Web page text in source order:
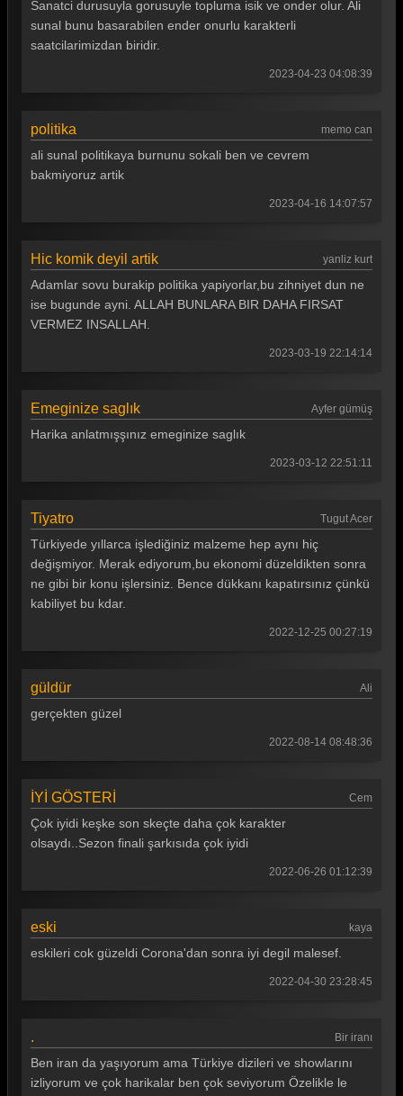
Güldür güldür 351. Bölüm
Güldür güldür 350. Bölüm
Güldür güldür 347. Bölüm
Güldür güldür 346. Bölüm
Güldür güldür 343. Bölüm
Güldür güldür 342. Bölüm
Güldür güldür 339. Bölüm
Güldür güldür 338. Bölüm
Güldür güldür 335. Bölüm
Güldür güldür 334. Bölüm
Güldür güldür 333. Bölüm
Güldür güldür 330. Bölüm
Güldür güldür 327. Bölüm
Güldür güldür 326. Bölüm
Güldür güldür 322. Bölüm
Güldür güldür 319. Bölüm
Güldür güldür 318. Bölüm
Sanatci durusuyla gorusuyle topluma isik ve onder olur. Ali
sunal bunu basarabilen ender onurlu karakterli
saatcilarimizdan biridir.
2023-04-23 04:08:39
politika memo can
ali sunal politikaya burnunu sokali ben ve cevrem
bakmiyoruz artik
2023-04-16 14:07:57
Hic komik deyil artik yanliz kurt
Adamlar sovu burakip politika yapiyorlar,bu zihniyet dun ne
ise bugunde ayni. ALLAH BUNLARA BIR DAHA FIRSAT
VERMEZ INSALLAH.
2023-03-19 22:14:14
Emeginize saglık Ayfer gümüş
Harika anlatmışşınız emeginize saglık
2023-03-12 22:51:11
Tiyatro Tugut Acer
Türkiyede yıllarca işlediğiniz malzeme hep aynı hiç
değişmiyor. Merak ediyorum,bu ekonomi düzeldikten sonra
ne gibi bir konu işlersiniz. Bence dükkanı kapatırsınız çünkü
kabiliyet bu kdar.
2022-12-25 00:27:19
güldür Ali
gerçekten güzel
2022-08-14 08:48:36
İYİ GÖSTERİ Cem
Çok iyidi keşke son skeçte daha çok karakter
olsaydı..Sezon finali şarkısıda çok iyidi
2022-06-26 01:12:39
eski kaya
eskileri cok güzeldi Corona'dan sonra iyi degil malesef.
2022-04-30 23:28:45
. Bir iranı
Ben iran da yaşıyorum ama Türkiye dizileri ve showlarını
izliyorum ve çok harikalar ben çok seviyorum Özelikle le